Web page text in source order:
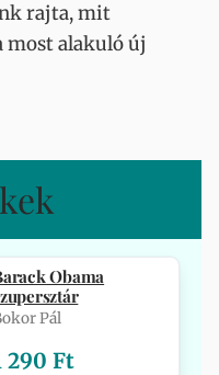
rajta, mit
most alakuló új
Obama
Pál
290 Ft